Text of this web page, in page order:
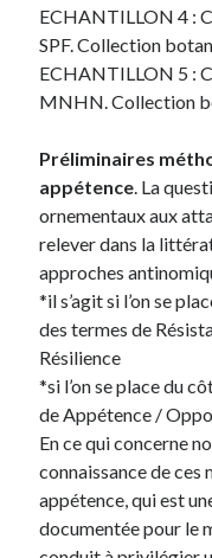
ECHANTILLON 4 :
SPF. Collection
ECHANTILLON 5 :
MNHN. Collection
Préliminaires
appétence. La
ornementaux aux
relever dans la
approches
*il s’agit si l’on se
des termes de
Résilience
*si l’on se place du
de Appétence /
En ce qui concerne
connaissance de ces
appétence, qui est
documentée pour le